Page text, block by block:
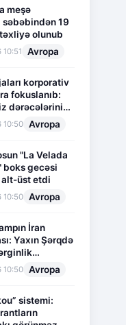
meşə
səbəbindən 19
olunub
Avropa
korporativ
fokuslanıb:
dərəcələrinin
cari vəziyyət
10:50 Avropa
"La Velada
boks gecəsi
alt-üst etdi
10:50 Avropa
İran
Yaxın Şərqdə
10:50 Avropa
sistemi: